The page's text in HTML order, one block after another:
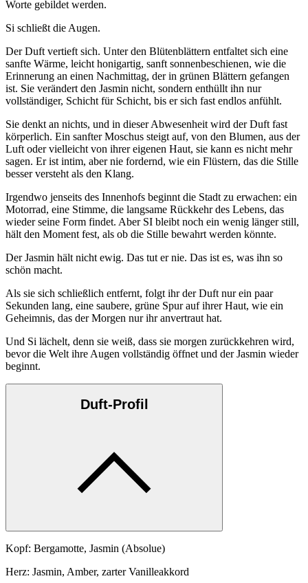
Worte gebildet werden.
Si schließt die Augen.
Der Duft vertieft sich. Unter den Blütenblättern entfaltet sich eine
sanfte Wärme, leicht honigartig, sanft sonnenbeschienen, wie die
Erinnerung an einen Nachmittag, der in grünen Blättern gefangen
ist. Sie verändert den Jasmin nicht, sondern enthüllt ihn nur
vollständiger, Schicht für Schicht, bis er sich fast endlos anfühlt.
Sie denkt an nichts, und in dieser Abwesenheit wird der Duft fast
körperlich. Ein sanfter Moschus steigt auf, von den Blumen, aus der
Luft oder vielleicht von ihrer eigenen Haut, sie kann es nicht mehr
sagen. Er ist intim, aber nie fordernd, wie ein Flüstern, das die Stille
besser versteht als den Klang.
Irgendwo jenseits des Innenhofs beginnt die Stadt zu erwachen: ein
Motorrad, eine Stimme, die langsame Rückkehr des Lebens, das
wieder seine Form findet. Aber SI bleibt noch ein wenig länger still,
hält den Moment fest, als ob die Stille bewahrt werden könnte.
Der Jasmin hält nicht ewig. Das tut er nie. Das ist es, was ihn so
schön macht.
Als sie sich schließlich entfernt, folgt ihr der Duft nur ein paar
Sekunden lang, eine saubere, grüne Spur auf ihrer Haut, wie ein
Geheimnis, das der Morgen nur ihr anvertraut hat.
Und Si lächelt, denn sie weiß, dass sie morgen zurückkehren wird,
bevor die Welt ihre Augen vollständig öffnet und der Jasmin wieder
beginnt.
Duft-Profil
Kopf: Bergamotte, Jasmin (Absolue)
Herz: Jasmin, Amber, zarter Vanilleakkord